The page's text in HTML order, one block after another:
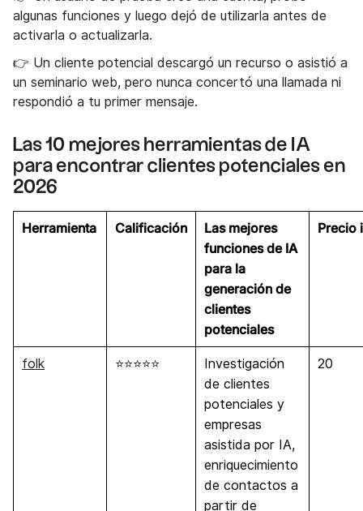
algunas funciones y luego dejó de utilizarla antes de
activarla o actualizarla.
👉 Un cliente potencial descargó un recurso o asistió a
un seminario web, pero nunca concertó una llamada ni
respondió a tu primer mensaje.
Las 10 mejores herramientas de IA
para encontrar clientes potenciales en
2026
Herramienta Calificación
Las mejores
funciones de IA
para la
generación de
clientes
potenciales
Precio
folk ⭐⭐⭐⭐⭐
Investigación
de clientes
potenciales y
empresas
asistida por IA,
enriquecimiento
de contactos a
partir de
20